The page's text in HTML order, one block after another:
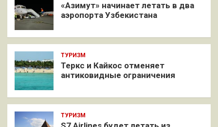
«Азимут» начинает летать в два
аэропорта Узбекистана
ТУРИЗМ
Теркс и Кайкос отменяет
антиковидные ограничения
ТУРИЗМ